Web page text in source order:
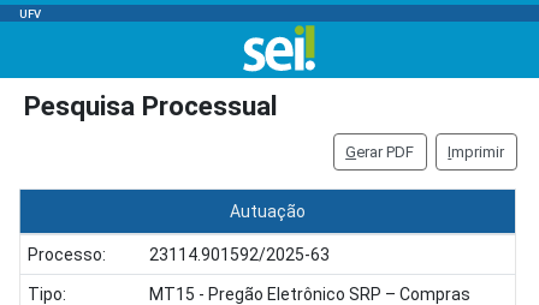
UFV
Pesquisa Processual
Gerar PDF Imprimir
Autuação
Processo: 23114.901592/2025-63
Tipo: MT15 - Pregão Eletrônico SRP – Compras